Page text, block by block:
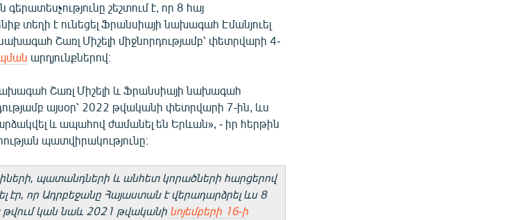
շեշտում է, որ 8 հայ
տեղի է ունեցել Ֆրանսիայի նախագահ Էմանյուել
Շառլ Միշելի միջնորդությամբ՝ փետրվարի 4-
արդյունքներով։
Շառլ Միշելի և Ֆրանսիայի նախագահ
այսօր՝ 2022 թվականի փետրվարի 7-ին, ևս
և ապահով ժամանել են Երևան», - իր հերթին
պատվիրակությունը։
պատանդների և անհետ կորածների հարցերով
որ Ադրբեջանը Հայաստան է վերադարձրել ևս 8
թվում կան նաև 2021 թվականի նոյեմբերի 16-ի